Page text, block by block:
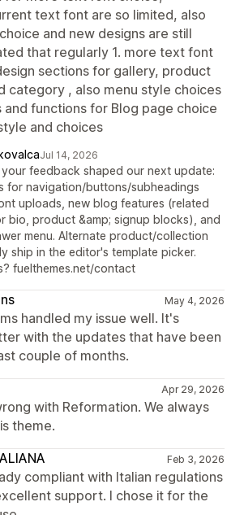
text font are so limited, also
and new designs are still
that regularly 1. more text font
sections for gallery, product
category , also menu style choices
and functions for Blog page choice
and choices
Jul 14, 2026
feedback shaped our next update:
for navigation/buttons/subheadings
uploads, new blog features (related
bio, product &amp; signup blocks), and
menu. Alternate product/collection
ship in the editor's template picker.
fuelthemes.net/contact
May 4, 2026
handled my issue well. It's
with the updates that have been
couple of months.
Apr 29, 2026
with Reformation. We always
theme.
Feb 3, 2026
compliant with Italian regulations
support. I chose it for the